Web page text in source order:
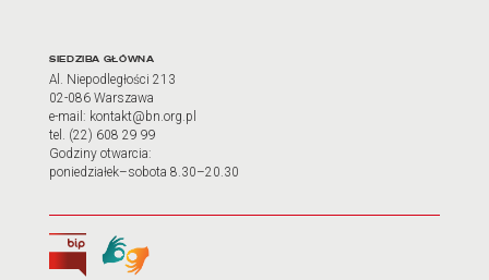
Adres oraz godziny
SIEDZIBA GŁÓWNA
Al. Niepodległości 213
02-086 Warszawa
e-mail: kontakt@bn.org.pl
tel. (22) 608 29 99
Godziny otwarcia:
poniedziałek–sobota 8.30–20.30
Biuletyn Informacji Publicznej
Tłumacz języka migowego